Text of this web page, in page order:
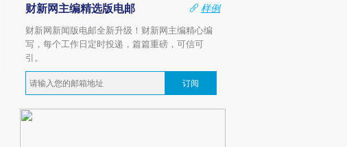
财新网主编精选版电邮
样例
财新网新闻版电邮全新升级！财新网主编精心编
写，每个工作日定时投递，篇篇重磅，可信可
引。
订阅